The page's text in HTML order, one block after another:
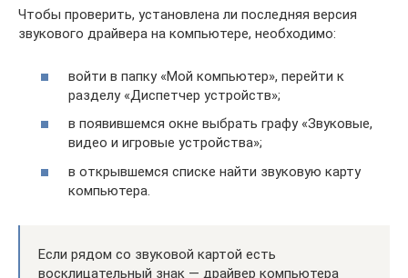
Чтобы проверить, установлена ли последняя версия
звукового драйвера на компьютере, необходимо:
войти в папку «Мой компьютер», перейти к
разделу «Диспетчер устройств»;
в появившемся окне выбрать графу «Звуковые,
видео и игровые устройства»;
в открывшемся списке найти звуковую карту
компьютера.
Если рядом со звуковой картой есть
восклицательный знак — драйвер компьютера